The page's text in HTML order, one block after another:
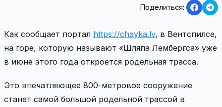
Поделиться:
Как сообщает портал https://chayka.lv, в Вентспилсе,
на горе, которую называют «Шляпа Лембергса» уже
в июне этого года откроется родельная трасса.
Это впечатляющее 800-метровое сооружение
станет самой большой родельной трассой в